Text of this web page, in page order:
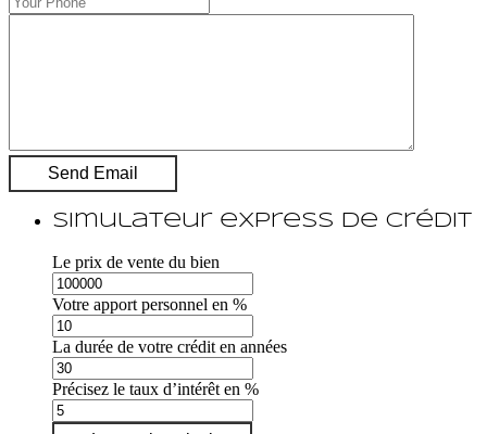
Simulateur express de crédit
Le prix de vente du bien
Votre apport personnel en %
La durée de votre crédit en années
Précisez le taux d’intérêt en %